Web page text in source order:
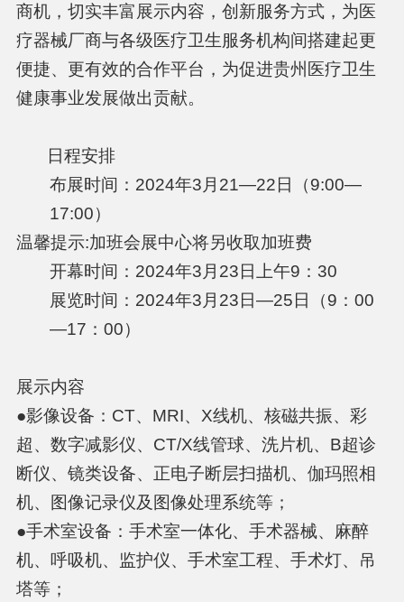
商机，切实丰富展示内容，创新服务方式，为医
疗器械厂商与各级医疗卫生服务机构间搭建起更
便捷、更有效的合作平台，为促进贵州医疗卫生
健康事业发展做出贡献。
日程安排
布展时间：2024年3月21—22日（9:00—
17:00）
温馨提示:加班会展中心将另收取加班费
开幕时间：2024年3月23日上午9：30
展览时间：2024年3月23日—25日（9：00
—17：00）
展示内容
●影像设备：CT、MRI、X线机、核磁共振、彩
超、数字减影仪、CT/X线管球、洗片机、B超诊
断仪、镜类设备、正电子断层扫描机、伽玛照相
机、图像记录仪及图像处理系统等；
●手术室设备：手术室一体化、手术器械、麻醉
机、呼吸机、监护仪、手术室工程、手术灯、吊
塔等；